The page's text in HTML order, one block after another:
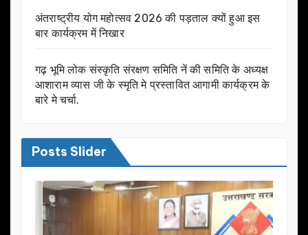
अंतराष्ट्रीय योग महोत्सव 2026 की पड़ताल क्यों हुआ इस
बार कार्यक्रम में निखार
गढ़ भूमि लोक संस्कृति संरक्षण समिति नें की समिति के अध्यक्ष
आशाराम व्यास जी के स्मृति मे प्रस्तावित आगामी कार्यक्रम के
बारे मे चर्चा.
Posts Slider